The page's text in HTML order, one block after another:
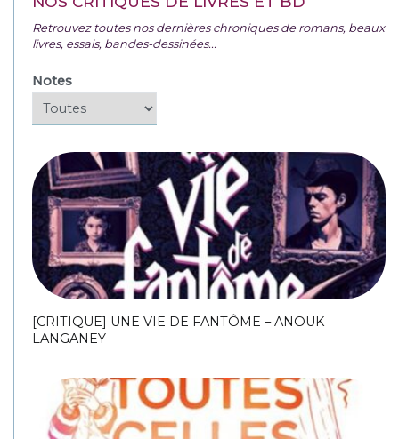
Retrouvez toutes nos dernières chroniques de romans, beaux
livres, essais, bandes-dessinées...
Notes
[CRITIQUE] UNE VIE DE FANTÔME – ANOUK
LANGANEY